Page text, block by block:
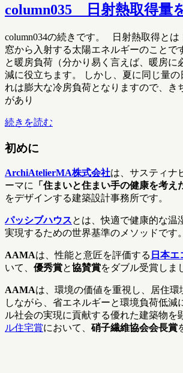
column035 日射熱取得量
column034の続きです。 日射熱取得とは
窓から入射する太陽エネルギーのことで
と暖房負荷（分かり易く言えば、暖房に
減に役立ちます。 しかし、夏に同じ量
れは膨大な冷房負荷となりますので、き
があり
続きを読む
初めに
ArchiAtelierMA株式会社は、サスティナ
ーマに
「住まいと住まい手の健康を考え
をデザインする建築設計事務所です。
パッシブハウスとは、快適で健康的な温
実現するための世界基準のメソッドです。
AAMAは、性能と意匠を評価する 日本
いて、 優秀賞と協賛賞をダブル受賞しま
AAMAは、環境の価値を重視し、居住環
しながら、省エネルギーと環境負荷低減
ル社会の実現に貢献する優れた建築物を
ル住宅賞において、 硝子繊維協会会長賞